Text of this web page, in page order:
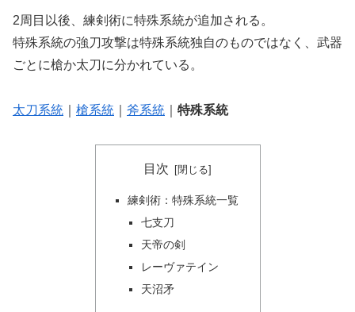
2周目以後、練剣術に特殊系統が追加される。
特殊系統の強刀攻撃は特殊系統独自のものではなく、武器
ごとに槍か太刀に分かれている。
太刀系統 槍系統 斧系統 特殊系統
目次
練剣術：特殊系統一覧
七支刀
天帝の剣
レーヴァテイン
天沼矛